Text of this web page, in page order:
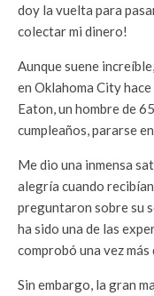
doy la vuelta para
colectar mi dinero!
Aunque suene
en Oklahoma City
Eaton, un hombre de
cumpleaños, pararse
Me dio una inmensa
alegría cuando
preguntaron sobre su
ha sido una de las
comprobó una vez
Sin embargo, la gran